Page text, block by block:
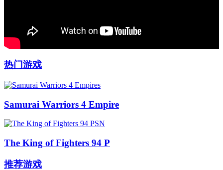
热门游戏
Samurai Warriors 4 Empire
The King of Fighters 94 P
推荐游戏